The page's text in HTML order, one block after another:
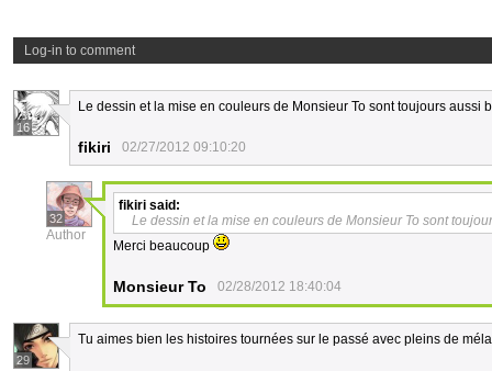
Log-in to comment
16
Le dessin et la mise en couleurs de Monsieur To sont toujours aussi
fikiri 02/27/2012 09:10:20
32
Author
fikiri said:
Le dessin et la mise en couleurs de Monsieur To sont
Merci beaucoup
Monsieur To 02/28/2012 18:40:04
29
Tu aimes bien les histoires tournées sur le passé avec pleins de